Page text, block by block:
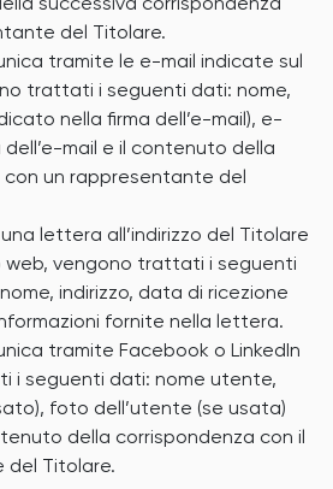
del Titolare.
tramite le e-mail indicate sul
trattati i seguenti dati: nome,
nella firma dell’e-mail), e-
mail e il contenuto della
con un rappresentante del
lettera all’indirizzo del Titolare
web, vengono trattati i seguenti
indirizzo, data di ricezione
fornite nella lettera.
tramite Facebook o LinkedIn
i seguenti dati: nome utente,
foto dell’utente (se usata)
della corrispondenza con il
Titolare.